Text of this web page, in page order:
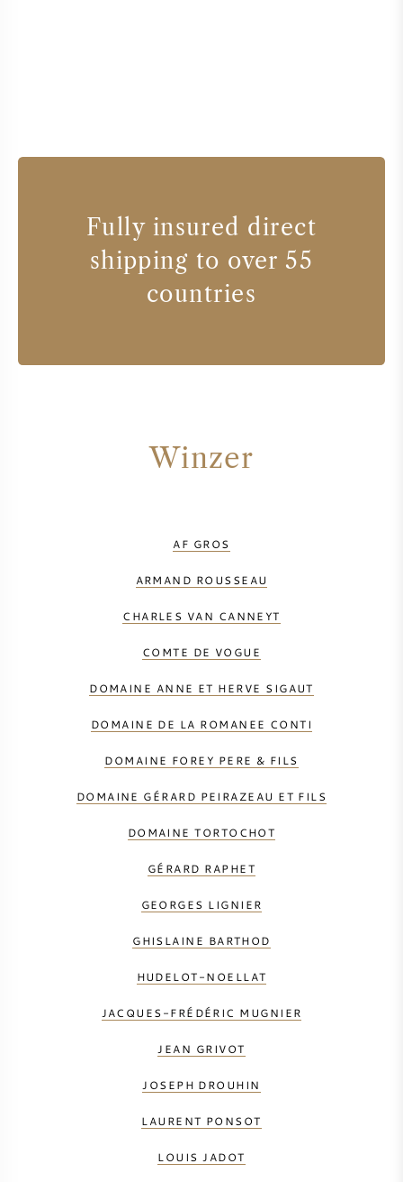
Fully insured direct
shipping to over 55
countries
Winzer
AF GROS
ARMAND ROUSSEAU
CHARLES VAN CANNEYT
COMTE DE VOGUE
DOMAINE ANNE ET HERVE SIGAUT
DOMAINE DE LA ROMANEE CONTI
DOMAINE FOREY PERE & FILS
DOMAINE GÉRARD PEIRAZEAU ET FILS
DOMAINE TORTOCHOT
GÉRARD RAPHET
GEORGES LIGNIER
GHISLAINE BARTHOD
HUDELOT-NOELLAT
JACQUES-FRÉDÉRIC MUGNIER
JEAN GRIVOT
JOSEPH DROUHIN
LAURENT PONSOT
LOUIS JADOT